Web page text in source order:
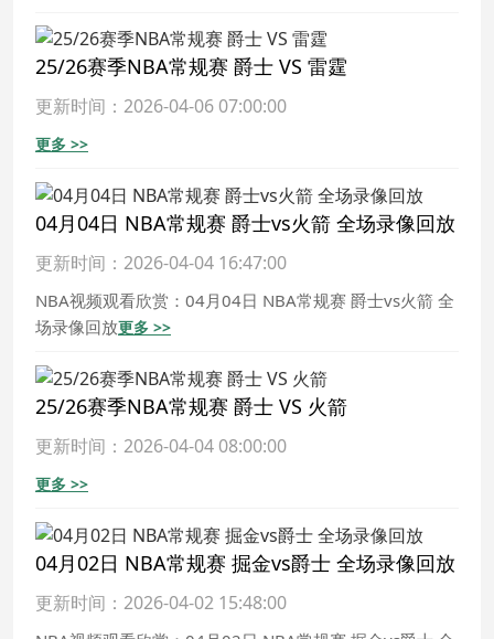
25/26赛季NBA常规赛 爵士 VS 雷霆
更新时间：2026-04-06 07:00:00
更多 >>
04月04日 NBA常规赛 爵士vs火箭 全场录像回放
更新时间：2026-04-04 16:47:00
NBA视频观看欣赏：04月04日 NBA常规赛 爵士vs火箭 全
场录像回放更多 >>
25/26赛季NBA常规赛 爵士 VS 火箭
更新时间：2026-04-04 08:00:00
更多 >>
04月02日 NBA常规赛 掘金vs爵士 全场录像回放
更新时间：2026-04-02 15:48:00